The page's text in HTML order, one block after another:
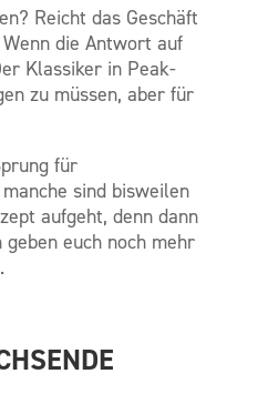
Reicht das Geschäft
die Antwort auf
Klassiker in Peak-
zu müssen, aber für
für
sind bisweilen
aufgeht, denn dann
euch noch mehr